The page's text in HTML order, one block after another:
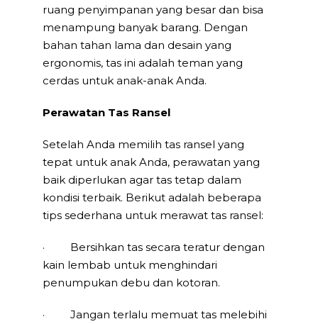
ruang penyimpanan yang besar dan bisa
menampung banyak barang. Dengan
bahan tahan lama dan desain yang
ergonomis, tas ini adalah teman yang
cerdas untuk anak-anak Anda.
Perawatan Tas Ransel
Setelah Anda memilih tas ransel yang
tepat untuk anak Anda, perawatan yang
baik diperlukan agar tas tetap dalam
kondisi terbaik. Berikut adalah beberapa
tips sederhana untuk merawat tas ransel:
· Bersihkan tas secara teratur dengan
kain lembab untuk menghindari
penumpukan debu dan kotoran.
· Jangan terlalu memuat tas melebihi